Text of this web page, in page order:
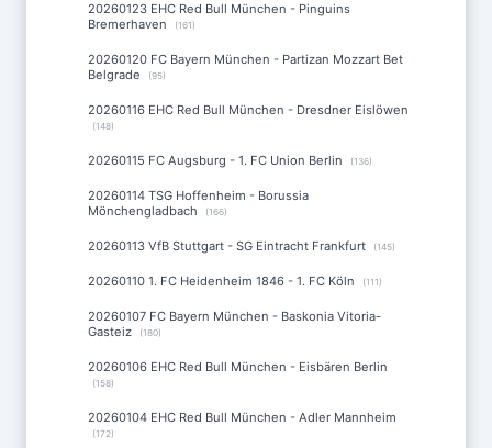
20260123 EHC Red Bull München - Pinguins
Bremerhaven
(161)
20260120 FC Bayern München - Partizan Mozzart Bet
Belgrade
(95)
20260116 EHC Red Bull München - Dresdner Eislöwen
(148)
20260115 FC Augsburg - 1. FC Union Berlin (136)
20260114 TSG Hoffenheim - Borussia
Mönchengladbach
(166)
20260113 VfB Stuttgart - SG Eintracht Frankfurt (145)
20260110 1. FC Heidenheim 1846 - 1. FC Köln (111)
20260107 FC Bayern München - Baskonia Vitoria-
Gasteiz
(180)
20260106 EHC Red Bull München - Eisbären Berlin
(158)
20260104 EHC Red Bull München - Adler Mannheim
(172)